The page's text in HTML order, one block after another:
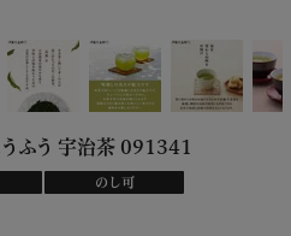
ふう 宇治茶 091341
のし可